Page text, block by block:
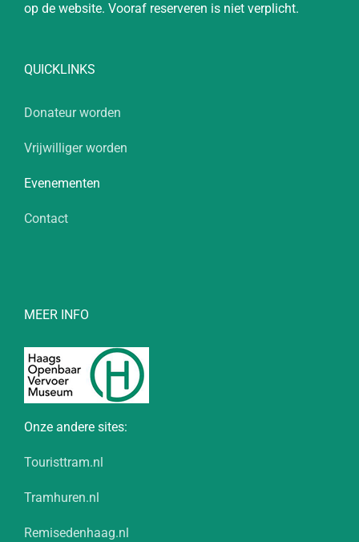
op de website. Vooraf reserveren is niet verplicht.
QUICKLINKS
Donateur worden
Vrijwilliger worden
Evenementen
Contact
MEER INFO
Onze andere sites:
Touristtram.nl
Tramhuren.nl
Remisedenhaag.nl